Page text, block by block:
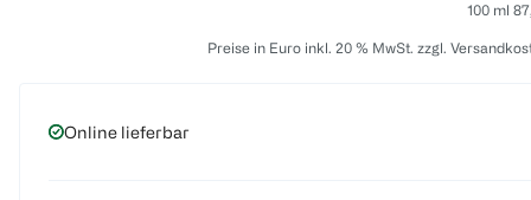
100 ml
Preise in Euro inkl. 20 % MwSt. zzgl.
Online lieferbar